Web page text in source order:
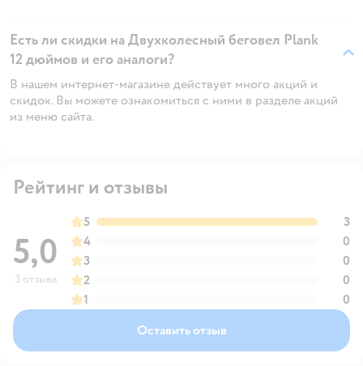
Есть ли скидки на Двухколесный беговел Plank
12 дюймов и его аналоги?
В нашем интернет-магазине действует много акций и
скидок. Вы можете ознакомиться с ними в разделе акций
из меню сайта.
Рейтинг и отзывы
5,0
3 отзыва
5
3
4
0
3
0
2
0
1
0
Оставить отзыв